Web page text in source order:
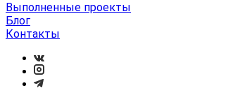
Выполненные проекты
Блог
Контакты